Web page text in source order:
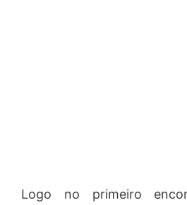
Logo no primeiro